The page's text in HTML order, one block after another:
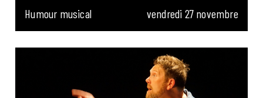
Humour musical vendredi 27 novembre